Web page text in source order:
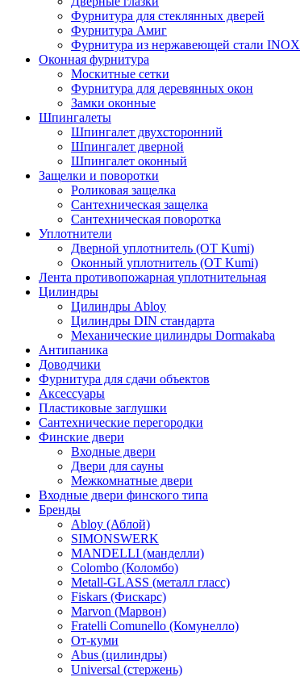
Фурнитура для стеклянных дверей
Фурнитура Амиг
Фурнитура из нержавеющей стали INOX
Оконная фурнитура
Москитные сетки
Фурнитура для деревянных окон
Замки оконные
Шпингалеты
Шпингалет двухсторонний
Шпингалет дверной
Шпингалет оконный
Защелки и поворотки
Роликовая защелка
Сантехническая защелка
Сантехническая поворотка
Уплотнители
Дверной уплотнитель (OT Kumi)
Оконный уплотнитель (OT Kumi)
Лента противопожарная уплотнительная
Цилиндры
Цилиндры Abloy
Цилиндры DIN стандарта
Механические цилиндры Dormakaba
Антипаника
Доводчики
Фурнитура для сдачи объектов
Аксессуары
Пластиковые заглушки
Сантехнические перегородки
Финские двери
Входные двери
Двери для сауны
Межкомнатные двери
Входные двери финского типа
Бренды
Abloy (Аблой)
SIMONSWERK
MANDELLI (манделли)
Colombo (Коломбо)
Metall-GLASS (металл гласс)
Fiskars (Фискарс)
Marvon (Марвон)
Fratelli Comunello (Комунелло)
От-куми
Abus (цилиндры)
Universal (стержень)